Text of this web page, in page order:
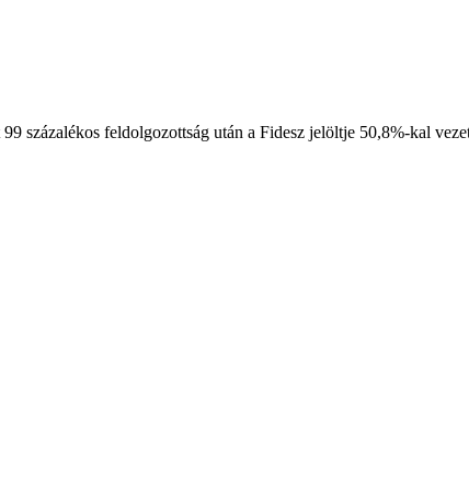
feldolgozottság után a Fidesz jelöltje 50,8%-kal